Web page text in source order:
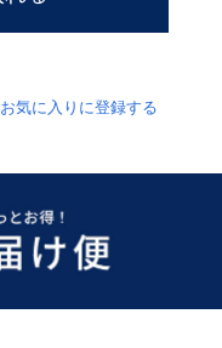
お気に入りに登録する